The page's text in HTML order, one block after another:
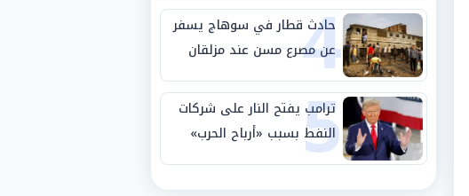
4
حادث قطار في سوهاج يسفر
عن مصرع مسن عند مزلقان
المراغة
5
ترامب يفتح النار على شركات
النفط بسبب «أرباح الحرب»